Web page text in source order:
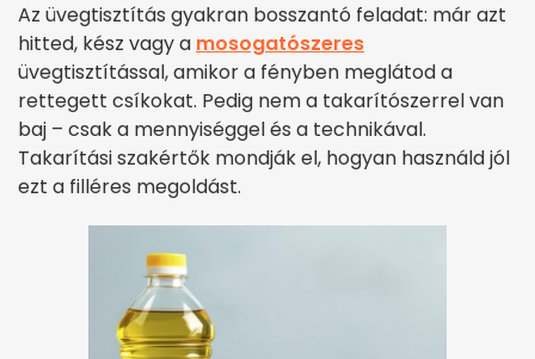
Az üvegtisztítás gyakran bosszantó feladat: már azt
hitted, kész vagy a mosogatószeres
üvegtisztítással, amikor a fényben meglátod a
rettegett csíkokat. Pedig nem a takarítószerrel van
baj – csak a mennyiséggel és a technikával.
Takarítási szakértők mondják el, hogyan használd jól
ezt a filléres megoldást.